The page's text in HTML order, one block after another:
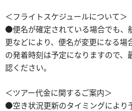
＜フライトスケジュールについて＞
●便名が確定されている場合でも、
更などにより、便名が変更になる場
の発着時刻は予定になりますので、
認ください。
＜ツアー代金に関するご案内＞
●空き状況更新のタイミングにより